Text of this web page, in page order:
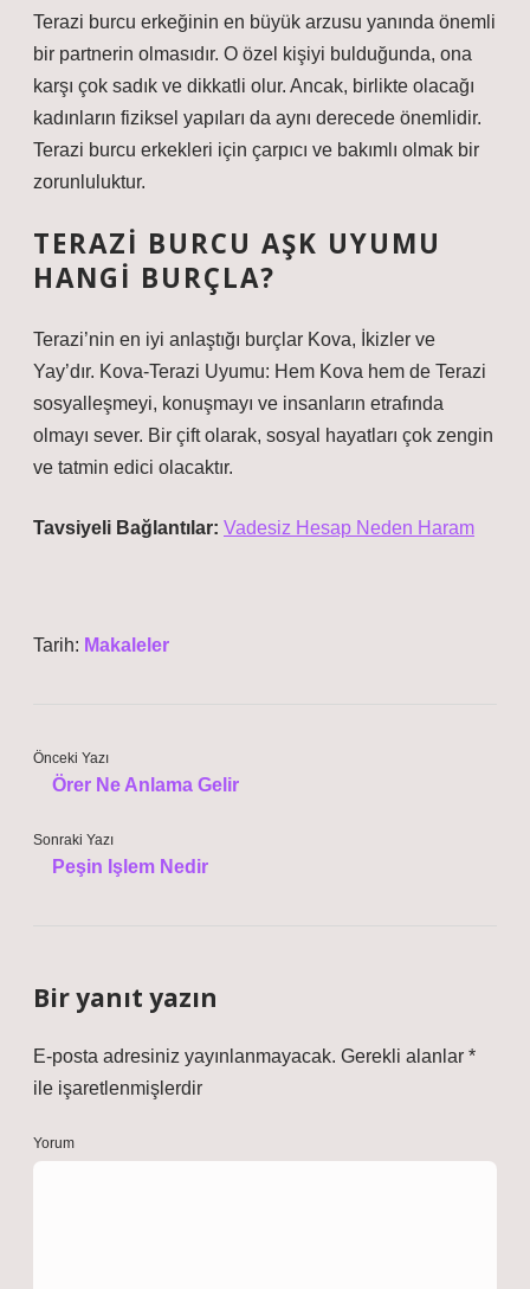
Terazi burcu erkeğinin en büyük arzusu yanında önemli
bir partnerin olmasıdır. O özel kişiyi bulduğunda, ona
karşı çok sadık ve dikkatli olur. Ancak, birlikte olacağı
kadınların fiziksel yapıları da aynı derecede önemlidir.
Terazi burcu erkekleri için çarpıcı ve bakımlı olmak bir
zorunluluktur.
TERAZI BURCU AŞK UYUMU
HANGI BURÇLA?
Terazi’nin en iyi anlaştığı burçlar Kova, İkizler ve
Yay’dır. Kova-Terazi Uyumu: Hem Kova hem de Terazi
sosyalleşmeyi, konuşmayı ve insanların etrafında
olmayı sever. Bir çift olarak, sosyal hayatları çok zengin
ve tatmin edici olacaktır.
Tavsiyeli Bağlantılar: Vadesiz Hesap Neden Haram
Tarih: Makaleler
Önceki Yazı
Örer Ne Anlama Gelir
Sonraki Yazı
Peşin Işlem Nedir
Bir yanıt yazın
E-posta adresiniz yayınlanmayacak. Gerekli alanlar *
ile işaretlenmişlerdir
Yorum